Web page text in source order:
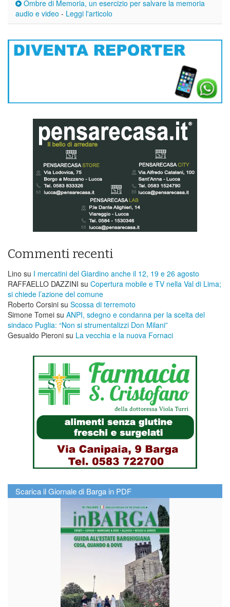
Ombre di Memoria, un esercizio per salvare la memoria
audio e video - Leggi l'articolo
Commenti recenti
Lino su I mercatini del Giardino anche il 12, 19 e 26 agosto
RAFFAELLO DAZZINI su ​Copertura mobile e TV nella Val di Lima;
si chiede l’azione del comune
Roberto Corsini su Scossa di terremoto
Simone Tomei su ANPI, sdegno e condanna per la scelta del
sindaco Puglia: “Non si strumentalizzi Don Milani”
Gesualdo Pieroni su La vecchia e la nuova Fornaci
Scarica il Giornale di Barga in PDF